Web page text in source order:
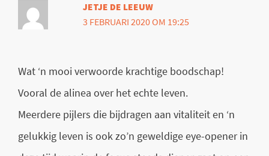
JETJE DE LEEUW
3 FEBRUARI 2020 OM 19:25
Wat ‘n mooi verwoorde krachtige boodschap!
Vooral de alinea over het echte leven.
Meerdere pijlers die bijdragen aan vitaliteit en ‘n
gelukkig leven is ook zo’n geweldige eye-opener in